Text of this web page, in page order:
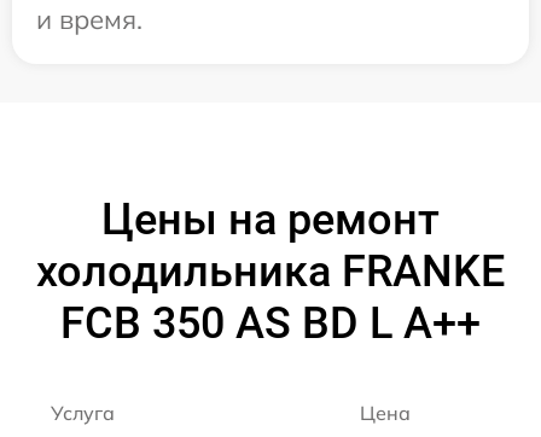
и время.
Цены на ремонт
холодильника FRANKE
FCB 350 AS BD L A++
Услуга Цена